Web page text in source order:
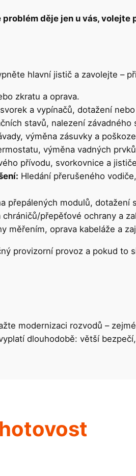
problém děje jen u vás, volejte
hlavní jistič a zavolejte –
zkratu a oprava.
a vypínačů, dotažení
stavů, nalezení
výměna zásuvky a
výměna vadných
přívodu, svorkovnice a
Hledání přerušeného
přepálených modulů, dotažení
přepěťové ochrany a
měřením, oprava kabeláže a
provizorní provoz a pokud to
modernizaci rozvodů –
dlouhodobě: větší